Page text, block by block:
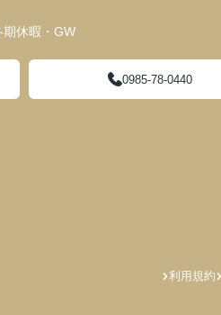
期休暇・GW
0985-78-0440
利用規約